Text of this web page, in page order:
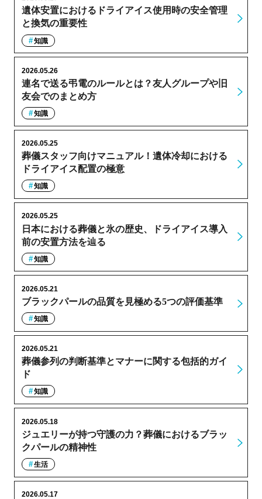
遺体安置におけるドライアイス使用時の安全管理
と換気の重要性
知識
連名で送る弔電のルールとは？友人グループや旧
友会でのまとめ方
2026.05.26
知識
葬儀スタッフ向けマニュアル！遺体冷却における
ドライアイス配置の極意
2026.05.25
知識
日本における葬儀と氷の歴史、ドライアイス導入
前の安置方法を辿る
2026.05.25
知識
ブラックパールの品質を見極める5つの評価基準
2026.05.21
知識
葬儀参列の判断基準とマナーに関する包括的ガイ
ド
2026.05.21
知識
ジュエリーが持つ守護の力？葬儀におけるブラッ
クパールの精神性
2026.05.18
生活
2026.05.17